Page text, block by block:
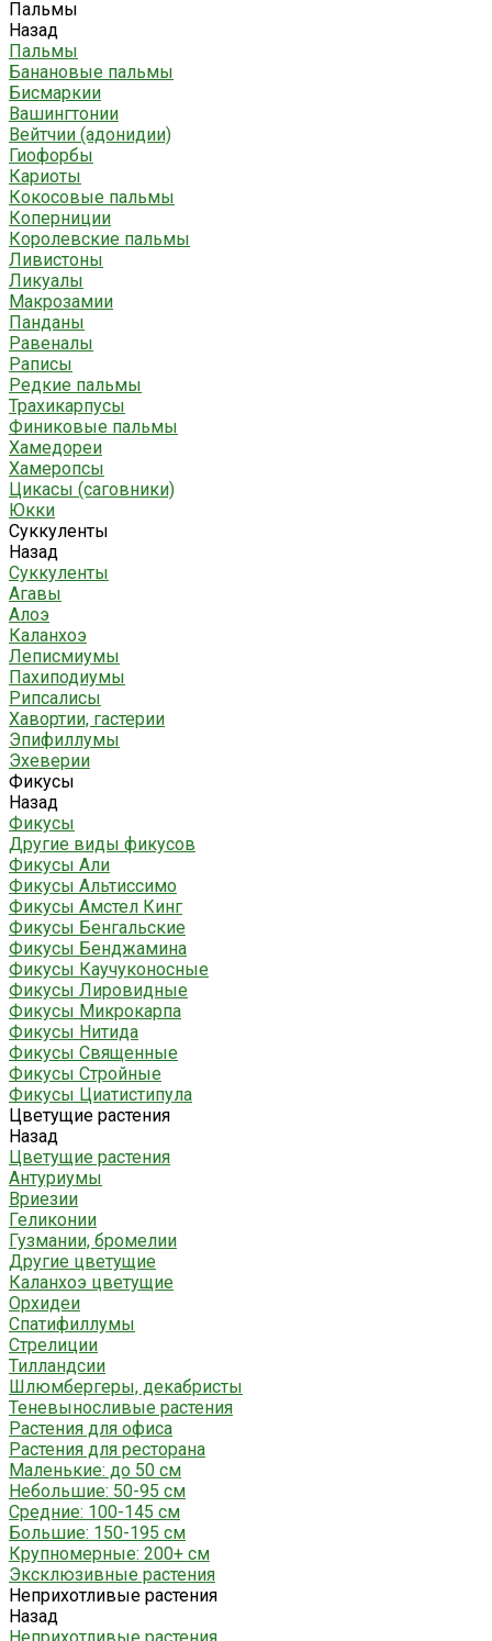
Пальмы
Назад
Пальмы
Банановые пальмы
Бисмаркии
Вашингтонии
Вейтчии (адонидии)
Гиофорбы
Кариоты
Кокосовые пальмы
Коперниции
Королевские пальмы
Ливистоны
Ликуалы
Макрозамии
Панданы
Равеналы
Раписы
Редкие пальмы
Трахикарпусы
Финиковые пальмы
Хамедореи
Хамеропсы
Цикасы (саговники)
Юкки
Суккуленты
Назад
Суккуленты
Агавы
Алоэ
Каланхоэ
Леписмиумы
Пахиподиумы
Рипсалисы
Хавортии, гастерии
Эпифиллумы
Эхеверии
Фикусы
Назад
Фикусы
Другие виды фикусов
Фикусы Али
Фикусы Альтиссимо
Фикусы Амстел Кинг
Фикусы Бенгальские
Фикусы Бенджамина
Фикусы Каучуконосные
Фикусы Лировидные
Фикусы Микрокарпа
Фикусы Нитида
Фикусы Священные
Фикусы Стройные
Фикусы Циатистипула
Цветущие растения
Назад
Цветущие растения
Антуриумы
Вриезии
Геликонии
Гузмании, бромелии
Другие цветущие
Каланхоэ цветущие
Орхидеи
Спатифиллумы
Стрелиции
Тилландсии
Шлюмбергеры, декабристы
Теневыносливые растения
Растения для офиса
Растения для ресторана
Маленькие: до 50 см
Небольшие: 50-95 см
Средние: 100-145 см
Большие: 150-195 см
Крупномерные: 200+ см
Эксклюзивные растения
Неприхотливые растения
Назад